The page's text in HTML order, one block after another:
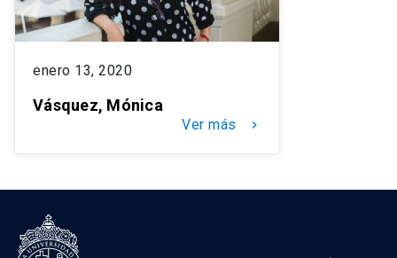
enero 13, 2020
Vásquez, Mónica
Ver más keyboard_arrow_right